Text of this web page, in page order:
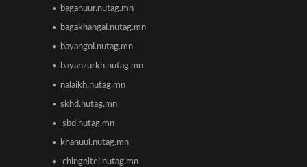
хангамжийн ажлуудын нөхөн
хангахыг үүрэг болголоо
2026/06/08 15:44
загас агнах зөвшөөрөл олгоно
бүтээн байгуулалт үргэлжилж
байна
baganuur.nutag.mn
bagakhangai.nutag.mn
bayangol.nutag.mn
bayanzurkh.nutag.mn
nalaikh.nutag.mn
skhd.nutag.mn
sbd.nutag.mn
khanuul.nutag.mn
chingeltei.nutag.mn